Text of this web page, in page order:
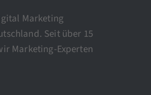
Marketing
Seit über 15
Marketing-Experten